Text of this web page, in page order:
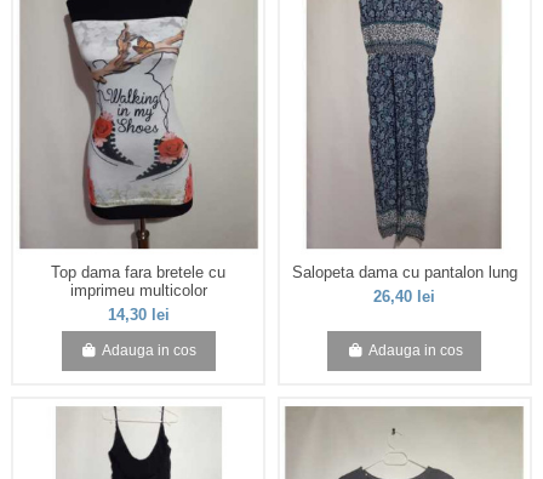
Top dama fara bretele cu
imprimeu multicolor
14,30 lei
Adauga in cos
Salopeta dama cu pantalon lung
26,40 lei
Adauga in cos